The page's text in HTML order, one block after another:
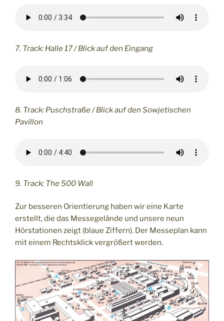
7. Track: Halle 17 / Blick auf den Eingang
8. Track: Puschstraße / Blick auf den Sowjetischen
Pavillon
9. Track: The 500 Wall
Zur besseren Orientierung haben wir eine Karte
erstellt, die das Messegelände und unsere neun
Hörstationen zeigt (blaue Ziffern). Der Messeplan kann
mit einem Rechtsklick vergrößert werden.